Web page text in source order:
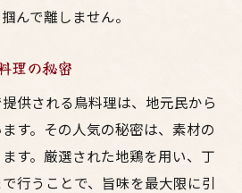
ューで感じる旬の味
んで離しません。
理の秘密
供される鳥料理は、地元民から
す。その人気の秘密は、素材の
す。厳選された地鶏を用い、丁
行うことで、旨味を最大限に引